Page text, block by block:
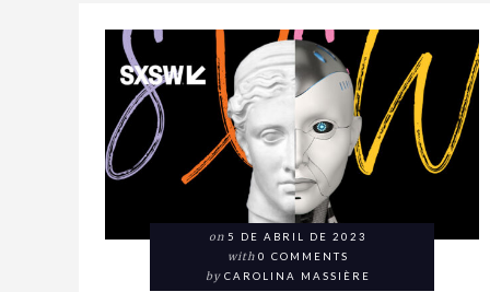
on5 DE ABRIL DE 2023
with0 COMMENTS
byCAROLINA MASSIÈRE